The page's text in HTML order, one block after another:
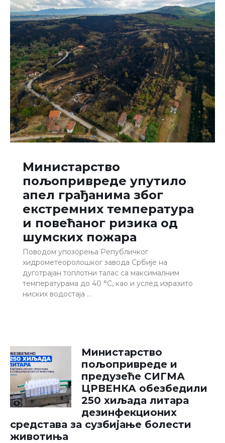
Министарство
пољопривреде упутило
апел грађанима због
екстремних температура
и повећаног ризика од
шумских пожара
Поводом упозорења Републичког
хидрометеоролошког завода Србије на
дуготрајан топлотни талас са максималним
температурама до 40 °С, као и услед изразито
ниских водостаја …
Министарство
пољопривреде и
предузеће СИГМА
ЦРВЕНКА обезбедили
250 хиљада литара
дезинфекционих
средстава за сузбијање болести
животиња